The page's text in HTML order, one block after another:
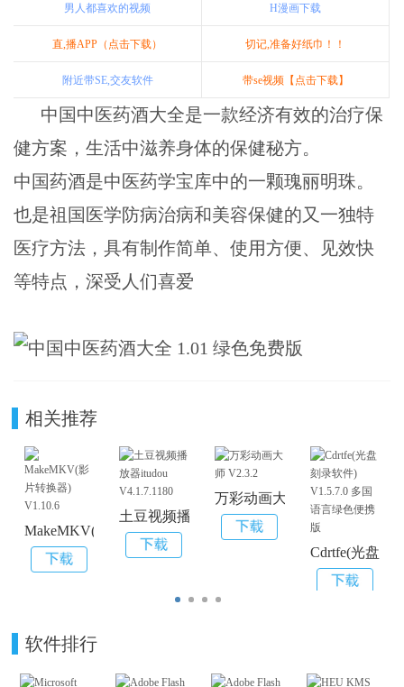
男人都喜欢的视频 H漫画下载
直,播APP（点击下载） 切记,准备好纸巾！！
附近带SE,交友软件 带se视频【点击下载】
中国中医药酒大全是一款经济有效的治疗保
健方案，生活中滋养身体的保健秘方。
中国药酒是中医药学宝库中的一颗瑰丽明珠。
也是祖国医学防病治病和美容保健的又一独特
医疗方法，具有制作简单、使用方便、见效快
等特点，深受人们喜爱
相关推荐
MakeMKV(影片转换器) V1.10.6
土豆视频播放器itudou V4.1.7.1180
万彩动画大师 V2.3.2
Cdrtfe(光盘刻
软件排行